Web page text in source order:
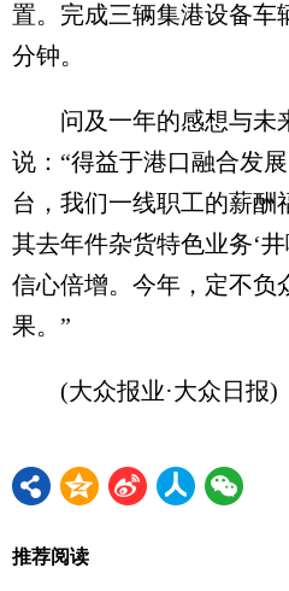
置。完成三辆集港设备车
分钟。
问及一年的感想与未
说：“得益于港口融合发
台，我们一线职工的薪酬
其去年件杂货特色业务‘
信心倍增。今年，定不负
果。”
(大众报业·大众日报)
推荐阅读